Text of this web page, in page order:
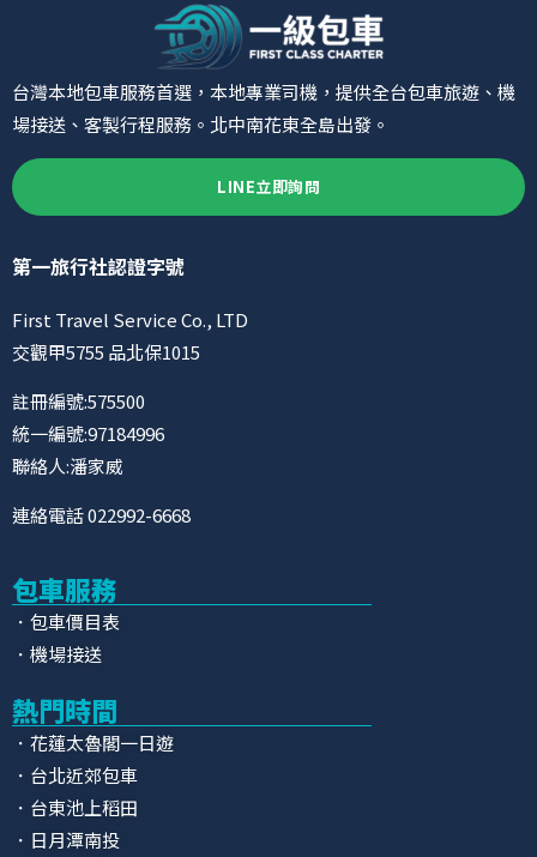
台灣本地包車服務首選，本地專業司機，提供全台包車旅遊、機
場接送、客製行程服務。北中南花東全島出發。
LINE立即詢問
第一旅行社認證字號
First Travel Service Co., LTD
交觀甲5755 品北保1015
註冊編號:575500
統一編號:97184996
聯絡人:潘家威
連絡電話 022992-6668
包車服務
．包車價目表
．機場接送
熱門時間
．花蓮太魯閣一日遊
．台北近郊包車
．台東池上稻田
．日月潭南投